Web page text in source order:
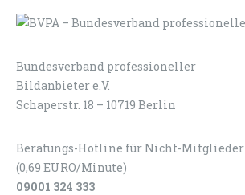
Bundesverband professioneller
Bildanbieter e.V.
Schaperstr. 18 – 10719 Berlin
Beratungs-Hotline für Nicht-Mitglieder
(0,69 EURO/Minute)
09001 324 333